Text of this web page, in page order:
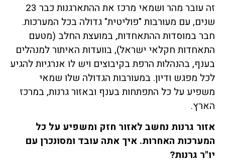
זה עובר מהר ושמאי מרכז את ההתארגנות כבר 23
שנים, עם מעורבות "פוליטית" גדולה בכל המערכות.
חבר במוסדות ההתאחדות, במועצת החלב (מטעם
התאחדות חקלאי ישראל), בוועדות האיתור למנהלים
בענף, בהנהלות הרפת בקיבוצים ויש לו אנרגיות להגיע
לכל מפגש ודיון. במעורבות הגדולה שלו שמאי
משפיע על כל התפתחות בענף ובאזור גרנות, במרכז
הארץ.
אזור גרנות נחשב לאזור חזק ומשפיע על כל
המערכות האחרות. איך אתה עובד ומסונכרן עם
יו"ר גרנות?